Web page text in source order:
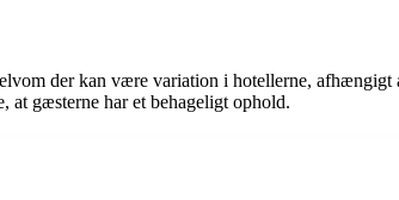
der kan være variation i hotellerne,
at gæsterne har et behageligt ophold.